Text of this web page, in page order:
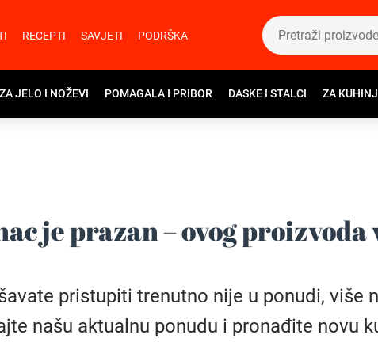
RECEPTI SAVJETI PODRŠKA
JELO I NOŽEVI POMAGALA I PRIBOR DASKE I STALCI ZA
je prazan – ovog proizvoda
pristupiti trenutno nije u ponudi, više
našu aktualnu ponudu i pronađite novu